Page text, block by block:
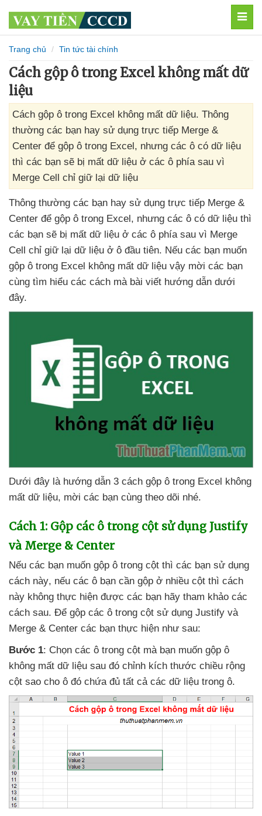
Trang chủ Tin tức tài chính
Cách gộp ô trong Excel không mất dữ
liệu
Cách gộp ô trong Excel không mất dữ liệu. Thông
thường các bạn hay sử dụng trực tiếp Merge &
Center để gộp ô trong Excel, nhưng các ô có dữ liệu
thì các bạn sẽ bị mất dữ liệu ở các ô phía sau vì
Merge Cell chỉ giữ lại dữ liệu
Thông thường các bạn hay sử dụng trực tiếp Merge &
Center để gộp ô trong Excel, nhưng các ô có dữ liệu thì
các bạn sẽ bị mất dữ liệu ở các ô phía sau vì Merge
Cell chỉ giữ lại dữ liệu ở ô đầu tiên. Nếu các bạn muốn
gộp ô trong Excel không mất dữ liệu vậy mời các bạn
cùng tìm hiểu các cách mà bài viết hướng dẫn dưới
đây.
Dưới đây là hướng dẫn 3 cách gộp ô trong Excel không
mất dữ liệu, mời các bạn cùng theo dõi nhé.
Cách 1: Gộp các ô trong cột sử dụng Justify
và Merge & Center
Nếu các bạn muốn gộp ô trong cột thì các bạn sử dụng
cách này, nếu các ô bạn cần gộp ở nhiều cột thì cách
này không thực hiện được các bạn hãy tham khảo các
cách sau. Để gộp các ô trong cột sử dụng Justify và
Merge & Center các bạn thực hiện như sau:
Bước 1: Chọn các ô trong cột mà bạn muốn gộp ô
không mất dữ liệu sau đó chỉnh kích thước chiều rộng
cột sao cho ô đó chứa đủ tất cả các dữ liệu trong ô.